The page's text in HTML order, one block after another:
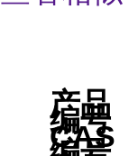
产品
编号
CAS